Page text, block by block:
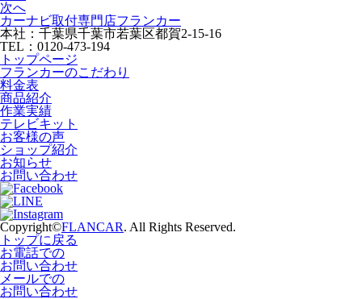
次へ
カーナビ取付専⾨店フランカー
本社：千葉県千葉市若葉区都賀2-15-16
TEL：0120-473-194
トップページ
フランカーのこだわり
料金表
商品紹介
作業実績
テレビキット
お客様の声
ショップ紹介
お知らせ
お問い合わせ
Copyright©FLANCAR. All Rights Reserved.
トップに戻る
お電話での
お問い合わせ
メールでの
お問い合わせ